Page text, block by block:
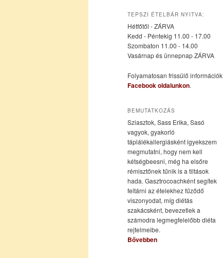
elsődleges
tartalomra
másodlagos
tartalomra
TEPSZI ÉTELBÁR NYITVA:
Hétfőtől - ZÁRVA
Kedd - Péntekig 11.00 - 17.00
Szombaton 11.00 - 14.00
Vasárnap és ünnepnap ZÁRVA
Folyamatosan frissülő információk
Facebook oldalunkon.
BEMUTATKOZÁS
Sziasztok, Sass Erika, Sasó
vagyok, gyakorló
táplálékallergiásként igyekszem
megmutatni, hogy nem kell
kétségbeesni, még ha elsőre
rémisztőnek tűnik is a tiltások
hada. Gasztrocoachként segítek
feltárni az ételekhez fűződő
viszonyodat, míg diétás
szakácsként, bevezetlek a
számodra legmegfelelőbb diéta
rejtelmeibe.
Bővebben